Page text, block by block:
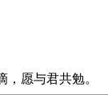
愿与君共勉。